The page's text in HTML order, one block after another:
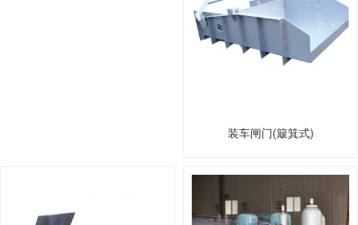
装车闸门(簸箕式)